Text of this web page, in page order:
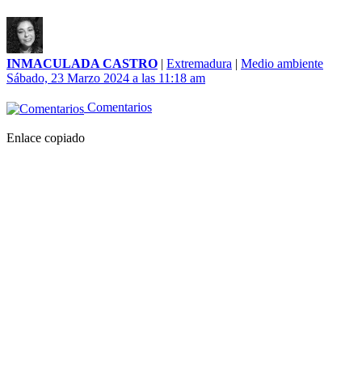
INMACULADA CASTRO | Extremadura | Medio ambiente
Sábado, 23 Marzo 2024 a las 11:18 am
Comentarios
Enlace copiado